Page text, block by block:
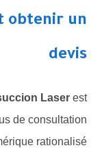
obtenir un
devis
Laserest
de consultation
rationalisé.